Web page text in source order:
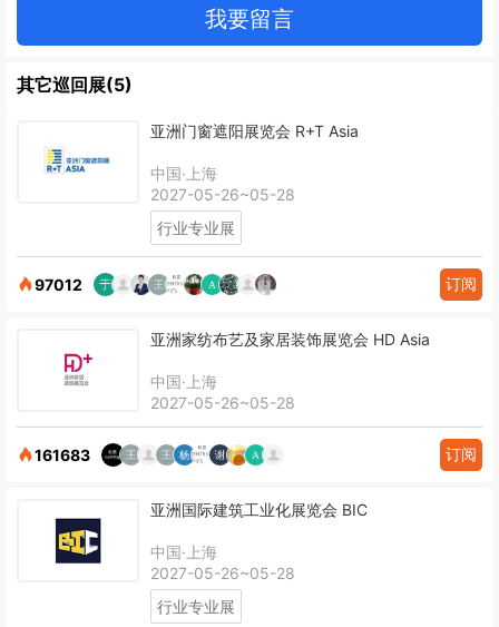
我要留言
其它巡回展(5)
亚洲门窗遮阳展览会 R+T Asia
中国·上海
2027-05-26~05-28
行业专业展
97012 订阅
亚洲家纺布艺及家居装饰展览会 HD Asia
中国·上海
2027-05-26~05-28
161683 订阅
亚洲国际建筑工业化展览会 BIC
中国·上海
2027-05-26~05-28
行业专业展